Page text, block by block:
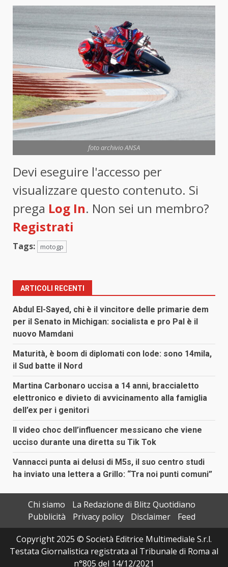
foto archivio ANSA
Devi eseguire l'accesso per
visualizzare questo contenuto. Si
prega Log In. Non sei un membro?
Registrati
Tags: motogp
ARTICOLI RECENTI
Abdul El-Sayed, chi è il vincitore delle primarie dem
per il Senato in Michigan: socialista e pro Pal è il
nuovo Mamdani
Maturità, è boom di diplomati con lode: sono 14mila,
il Sud batte il Nord
Martina Carbonaro uccisa a 14 anni, braccialetto
elettronico e divieto di avvicinamento alla famiglia
dell’ex per i genitori
Il video choc dell’influencer messicano che viene
ucciso durante una diretta su Tik Tok
Vannacci punta ai delusi di M5s, il suo centro studi
ha inviato una lettera a Grillo: “Tra noi punti comuni”
Chi siamo
La Redazione di Blitz Quotidiano
Pubblicità
Privacy policy Disclaimer
Feed
Copyright 2025 © Società Editrice Multimediale S.r.l.
Testata Giornalistica registrata al Tribunale di Roma al
n°805 del 14/12/2021